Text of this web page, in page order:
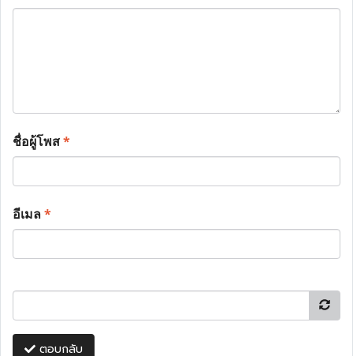
ชื่อผู้โพส*
อีเมล*
ตอบกลับ